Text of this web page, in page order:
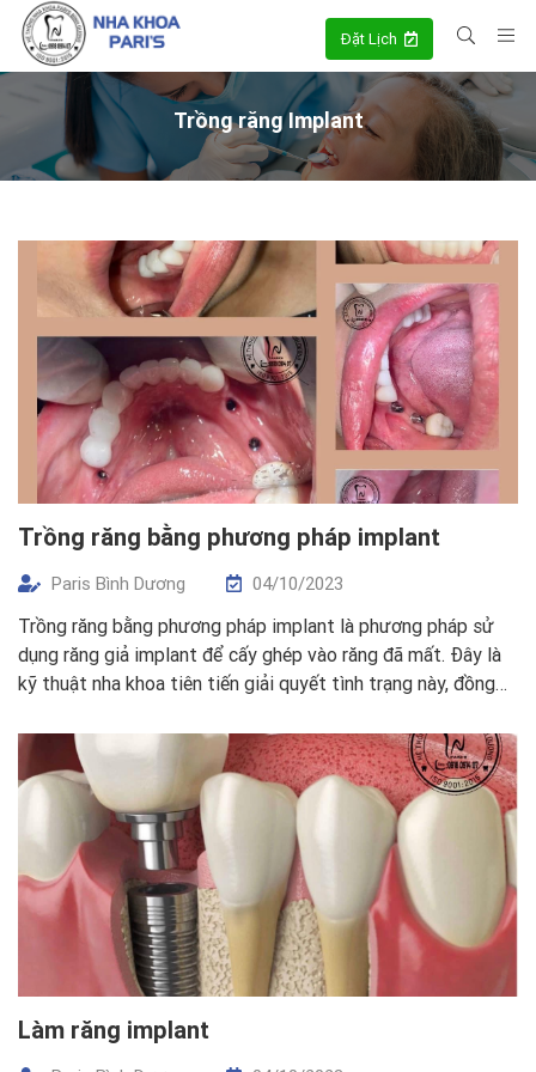
Đặt Lịch
Trồng răng Implant
Trồng răng bằng phương pháp implant
Paris Bình Dương 04/10/2023
Trồng răng bằng phương pháp implant là phương pháp sử
dụng răng giả implant để cấy ghép vào răng đã mất. Đây là
kỹ thuật nha khoa tiên tiến giải quyết tình trạng này, đồng
Chúng ta có nên trồng răng implant? Bài […]
Làm răng implant